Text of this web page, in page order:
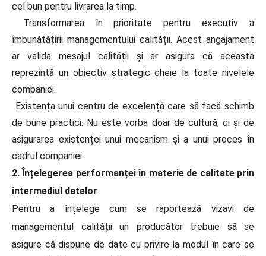
cel bun pentru livrarea la timp.
Transformarea în prioritate pentru executiv a
îmbunătățirii managementului calității. Acest angajament
ar valida mesajul calității și ar asigura că aceasta
reprezintă un obiectiv strategic cheie la toate nivelele
companiei.
Existența unui centru de excelență care să facă schimb
de bune practici. Nu este vorba doar de cultură, ci și de
asigurarea existenței unui mecanism și a unui proces în
cadrul companiei.
2. Înțelegerea performanței în materie de calitate prin
intermediul datelor
Pentru a înțelege cum se raportează vizavi de
managementul calității un producător trebuie să se
asigure că dispune de date cu privire la modul în care se